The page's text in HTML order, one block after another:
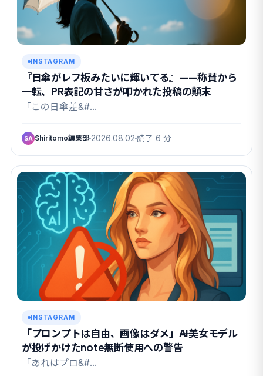
INSTAGRAM
『日傘がレフ板みたいに輝いてる』——称賛から
一転、PR表記の甘さが叩かれた投稿の顛末
「この日傘差&#…
SA Shiritomo編集部 2026.08.02 読了 6 分
INSTAGRAM
「プロンプトは自由、画像はダメ」――AI美女モデル
が投げかけたnote無断使用への警告
「あれはプロ&#…